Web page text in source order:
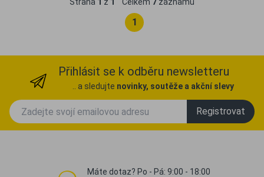
1
Přihlásit se k odběru newsletteru
.. a sledujte novinky, soutěže a akční slevy
Registrovat
Máte dotaz? Po - Pá: 9:00 - 18:00